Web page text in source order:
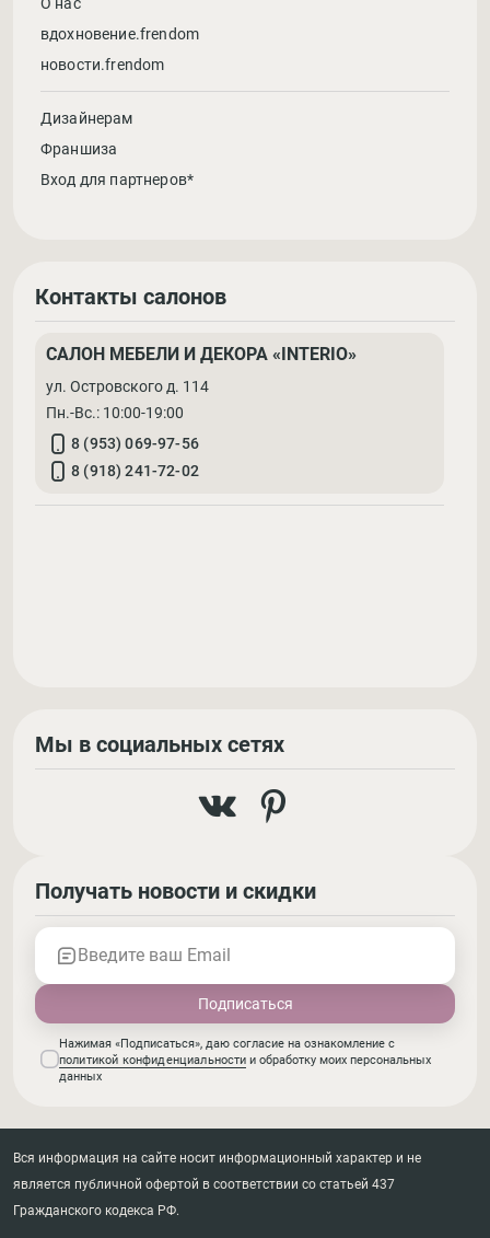
вдохновение.frendom
новости.frendom
Дизайнерам
Франшиза
Вход для партнеров*
Контакты салонов
САЛОН МЕБЕЛИ И ДЕКОРА «INTERIO»
ул. Островского д. 114
Пн.-Вс.: 10:00-19:00
8 (953) 069-97-56
8 (918) 241-72-02
Мы в социальных сетях
Получать новости и скидки
Введите ваш Email
Нажимая «Подписаться», даю согласие на ознакомление с
политикой конфиденциальности и обработку моих персональных
данных
Вся информация на сайте носит информационный характер и не
является публичной офертой в соответствии со статьей 437
Гражданского кодекса РФ.